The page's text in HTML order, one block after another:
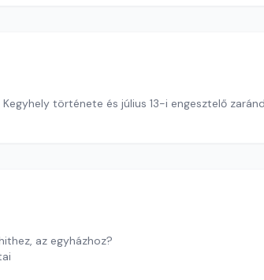
története és július 13-i engesztelő
az egyházhoz?